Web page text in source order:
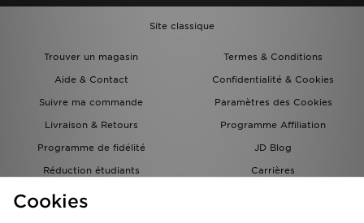
Site classique
Trouver un magasin
Termes & Conditions
Aide & Contact
Confidentialité & Cookies
Suivre ma commande
Paramètres des Cookies
Livraison & Retours
Programme Affiliation
Programme de fidélité
JD Blog
Réduction étudiants
Carrières
Carte Cadeau
Cookies